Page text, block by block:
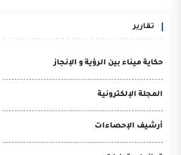
تقارير
حكاية ميناء بين الرؤية و الإنجاز
المجلة الإلكترونية
أرشيف الإحصاءات